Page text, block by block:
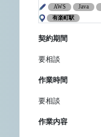
AWS Java
有楽町駅
契約期間
要相談
作業時間
要相談
作業内容